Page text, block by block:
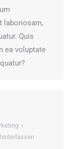
laboriosam,
Quis
ea voluptate